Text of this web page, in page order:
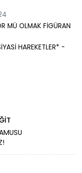
MÜ OLMAK FİGÜRAN
HAREKETLER* -